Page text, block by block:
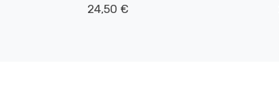
24,50 €